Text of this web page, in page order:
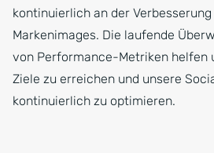
kontinuierlich an der
Markenimages. Die laufende
von Performance-Metriken helfen
Ziele zu erreichen und unsere
kontinuierlich zu optimieren.